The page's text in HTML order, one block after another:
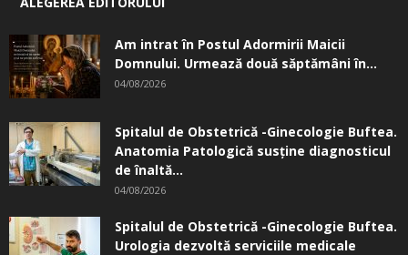
Am intrat în Postul Adormirii Maicii
Domnului. Urmează două săptămâni în...
04/08/2026
Spitalul de Obstetrică -Ginecologie Buftea.
Anatomia Patologică susţine diagnosticul
de înaltă...
04/08/2026
Spitalul de Obstetrică -Ginecologie Buftea.
Urologia dezvoltă serviciile medicale